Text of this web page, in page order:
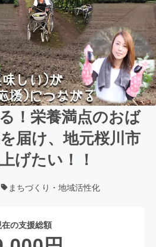
！栄養満点のおば
届け、地元桜川市
げたい！！
まちづくり・地域活性化
の支援総額